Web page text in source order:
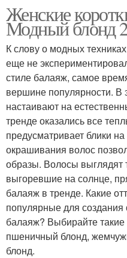
Женские
Модный блонд
К слову о модных
еще не
стиле балаяж, самое
вершине популярности. В
настаивают на
тренде оказались все
предусматривает блики
окрашивания волос
образы. Волосы выглядят
выгоревшие на солнце,
балаяж в тренде. Какие
популярные для
балаяж? Выбирайте
пшеничный блонд,
блонд.